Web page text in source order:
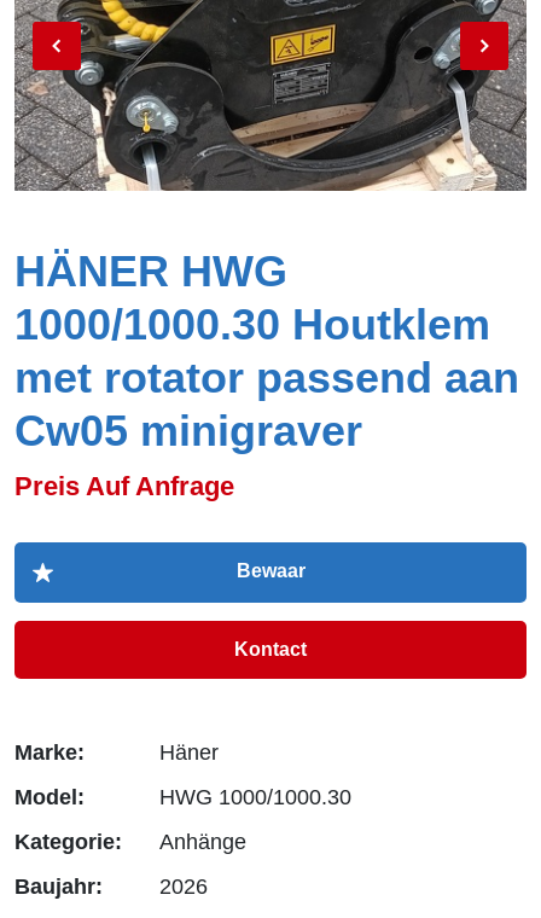
HÄNER HWG
1000/1000.30 Houtklem
met rotator passend aan
Cw05 minigraver
Preis Auf Anfrage
Kontact
Marke:
Häner
Model:
HWG 1000/1000.30
Kategorie:
Anhänge
Baujahr:
2026